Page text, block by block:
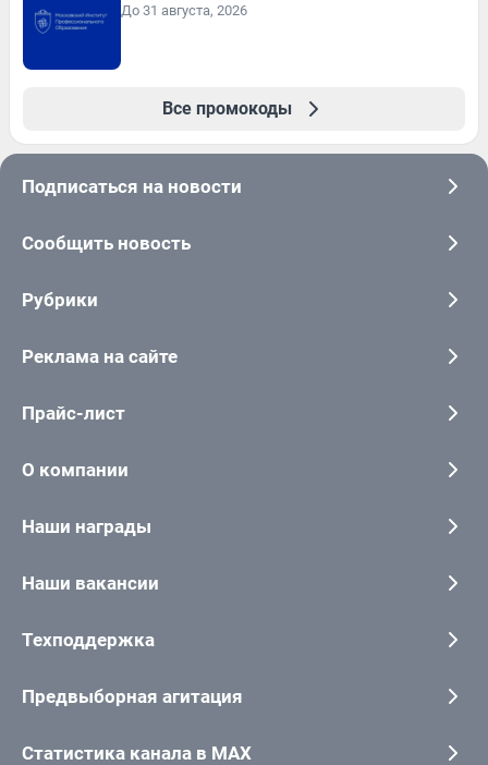
До 31 августа, 2026
Все промокоды
Подписаться на новости
Сообщить новость
Рубрики
Реклама на сайте
Прайс-лист
О компании
Наши награды
Наши вакансии
Техподдержка
Предвыборная агитация
Статистика канала в MAX